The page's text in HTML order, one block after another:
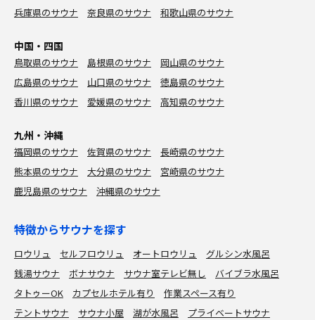
兵庫県のサウナ
奈良県のサウナ 和歌山県のサウナ
中国・四国
鳥取県のサウナ 島根県のサウナ
岡山県のサウナ
広島県のサウナ
山口県のサウナ
徳島県のサウナ
香川県のサウナ
愛媛県のサウナ 高知県のサウナ
九州・沖縄
福岡県のサウナ 佐賀県のサウナ
長崎県のサウナ
熊本県のサウナ
大分県のサウナ
宮崎県のサウナ
鹿児島県のサウナ
沖縄県のサウナ
特徴からサウナを探す
ロウリュ セルフロウリュ オートロウリュ
グルシン水風呂
銭湯サウナ
ボナサウナ サウナ室テレビ無し
バイブラ水風呂
タトゥーOK
カプセルホテル有り
作業スペース有り
テントサウナ
サウナ小屋 湖が水風呂 プライベートサウナ